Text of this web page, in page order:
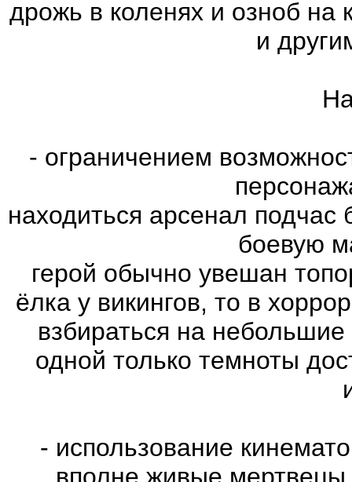
дрожь в коленях и озноб на
и
- ограничением
находиться арсенал
боевую
герой обычно увешан
ёлка у викингов, то в
взбираться на
одной только темноты
- использование